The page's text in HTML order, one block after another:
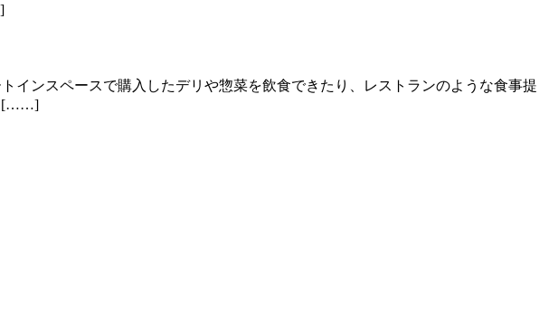
インスペースで購入したデリや惣菜を飲食できたり、レストランのような食事提
[……]